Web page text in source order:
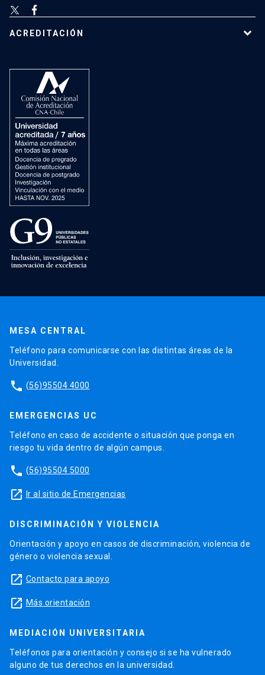
ACREDITACIÓN
MESA CENTRAL
Teléfono para comunicarse con las distintas áreas de la
Universidad.
phone (56)95504 4000
EMERGENCIAS UC
Teléfono en caso de accidente o situación que ponga en
riesgo tu vida dentro de algún campus.
phone (56)95504 5000
launch Ir al sitio de Emergencias
DISCRIMINACIÓN Y VIOLENCIA
Orientación y apoyo en casos de discriminación, violencia de
género o violencia sexual.
launch Contacto para apoyo
launch Más orientación
MEDIACIÓN UNIVERSITARIA
Teléfonos para orientación y consejo si se ha vulnerado
alguno de tus derechos en la universidad.